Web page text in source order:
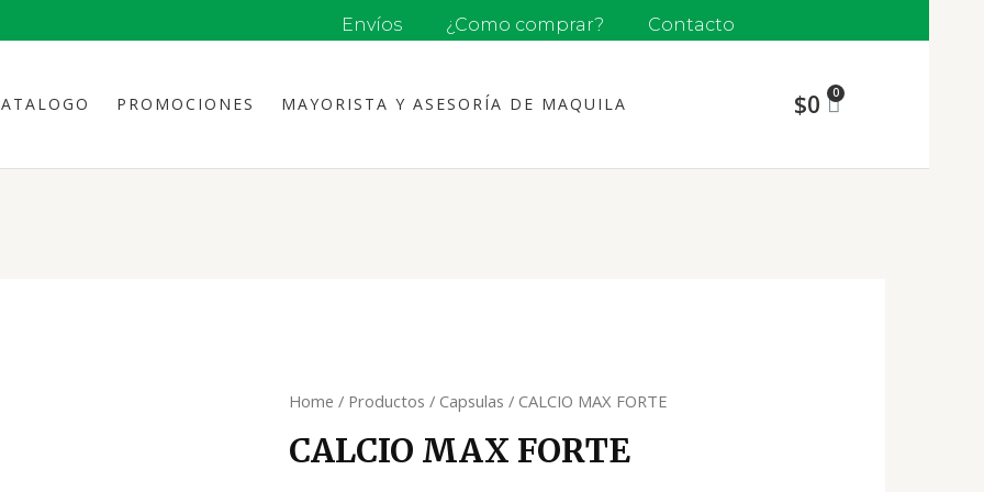
Envíos ¿Como comprar? Contacto
PROMOCIONES MAYORISTA Y ASESORÍA DE MAQUILA $0
Home / Productos / Capsulas / CALCIO MAX FORTE
CALCIO MAX FORTE